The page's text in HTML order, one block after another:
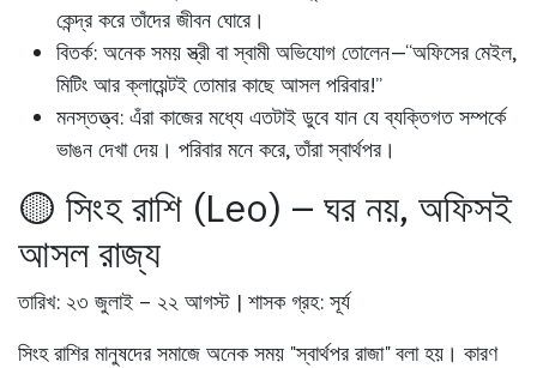
কেন্দ্র করে তাঁদের জীবন ঘোরে।
বিতর্ক: অনেক সময় স্ত্রী বা স্বামী অভিযোগ তোলেন—“অফিসের মেইল,
মিটিং আর ক্লায়েন্টই তোমার কাছে আসল পরিবার!”
মনস্তত্ত্ব: এঁরা কাজের মধ্যে এতটাই ডুবে যান যে ব্যক্তিগত সম্পর্কে
ভাঙন দেখা দেয়। পরিবার মনে করে, তাঁরা স্বার্থপর।
🟡 সিংহ রাশি (Leo) – ঘর নয়, অফিসই
আসল রাজ্য
তারিখ: ২৩ জুলাই – ২২ আগস্ট | শাসক গ্রহ: সূর্য
সিংহ রাশির মানুষদের সমাজে অনেক সময় "স্বার্থপর রাজা" বলা হয়। কারণ